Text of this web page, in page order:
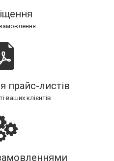
прайс-листів
ваших клієнтів